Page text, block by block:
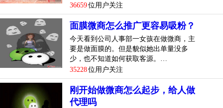
36659位用户关注
面膜微商怎么推广更容易吸粉？
今天看到公司人事部一女孩在做微商，主
要是做面膜的。但是貌似她出单量没多
少，也不知道如何获取客源。…
35228位用户关注
刚开始做微商怎么起步，给人做
代理吗